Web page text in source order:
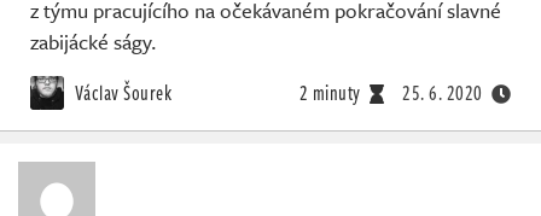
z týmu pracujícího na očekávaném pokračování slavné
zabijácké ságy.
Václav Šourek 2 minuty 25. 6. 2020